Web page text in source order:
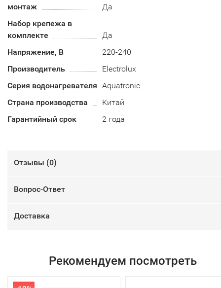
монтаж
Да
Набор крепежа в
комплекте
Да
Напряжение, В
220-240
Производитель
Electrolux
Серия водонагревателя Aquatronic
Страна производства
Китай
Гарантийный срок
2 года
Отзывы (0)
Вопрос-Ответ
Доставка
Рекомендуем посмотреть